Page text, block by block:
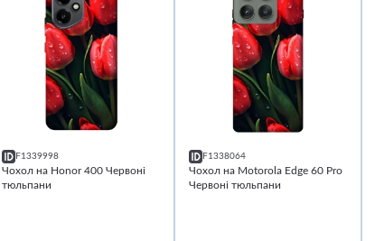
F1339998
Чохол на Honor 400 Червоні
тюльпани
F1338064
Чохол на Motorola Edge 60 Pro
Червоні тюльпани